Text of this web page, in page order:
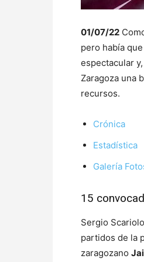
01/07/22
pero había
espectacular
Zaragoza una
recursos.
Crónica
Estadística
Galería
15
Sergio
partidos de la
zaragozano